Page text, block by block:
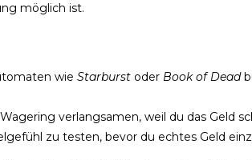
möglich ist.
wie Starburst oder Book of Dead
verlangsamen, weil du das Geld
zu testen, bevor du echtes Geld